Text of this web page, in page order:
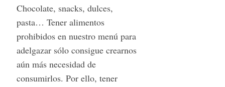
Chocolate, snacks, dulces,
pasta… Tener alimentos
prohibidos en nuestro menú para
adelgazar sólo consigue crearnos
aún más necesidad de
consumirlos. Por ello, tener